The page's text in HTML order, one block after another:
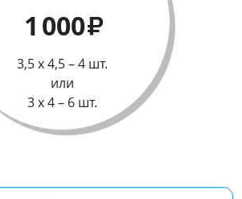
1 000₽
3,5 х 4,5 – 4 шт.
или
3 х 4 – 6 шт.